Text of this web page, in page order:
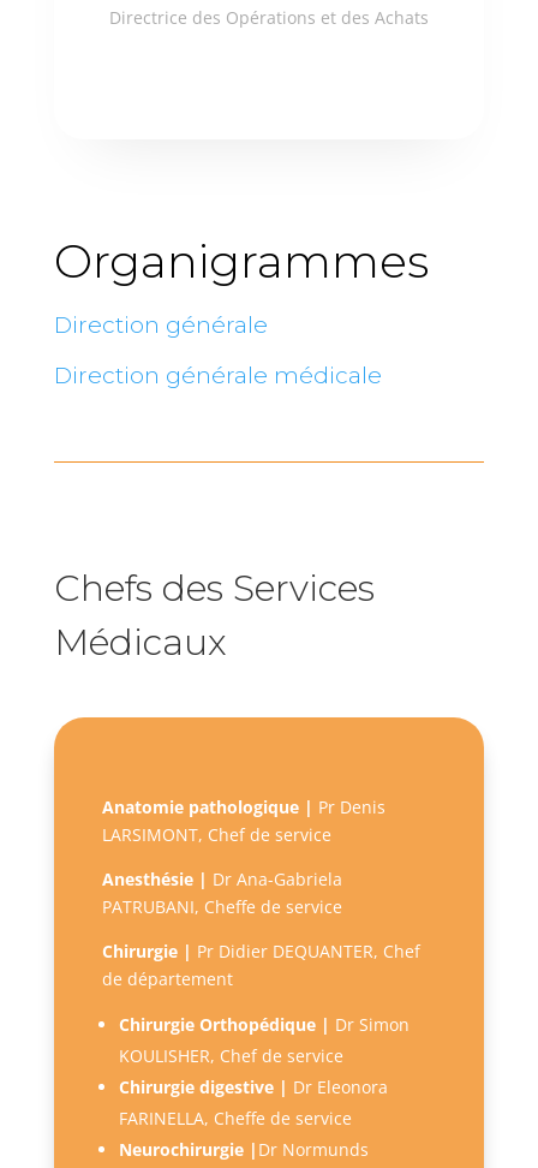
Directrice des Opérations et des Achats
Organigrammes
Direction générale
Direction générale médicale
Chefs des Services
Médicaux
Anatomie pathologique | Pr Denis
LARSIMONT, Chef de service
Anesthésie | Dr Ana-Gabriela
PATRUBANI, Cheffe de service
Chirurgie | Pr Didier DEQUANTER, Chef
de département
Chirurgie Orthopédique | Dr Simon
KOULISHER, Chef de service
Chirurgie digestive | Dr Eleonora
FARINELLA, Cheffe de service
Neurochirurgie | Dr Normunds